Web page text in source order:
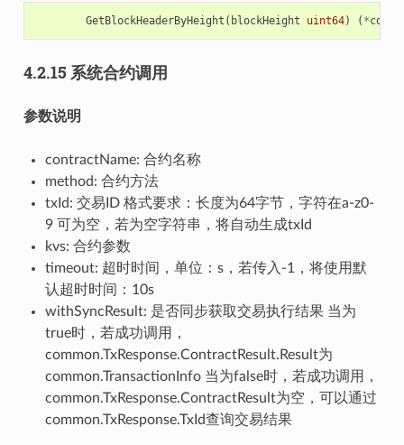
GetBlockHeaderByHeight ( blockHeight uint64) ( *
4.2.15 系统合约调用
参数说明
contractName: 合约名称
method: 合约方法
txId: 交易ID 格式要求：长度为64字节，字符在a-z0-
9 可为空，若为空字符串，将自动生成txId
kvs: 合约参数
timeout: 超时时间，单位：s，若传入-1，将使用默
认超时时间：10s
withSyncResult: 是否同步获取交易执行结果 当为
true时，若成功调用，
common.TxResponse.ContractResult.Result为
common.TransactionInfo 当为false时，若成功调用，
common.TxResponse.ContractResult为空，可以通过
common.TxResponse.TxId查询交易结果